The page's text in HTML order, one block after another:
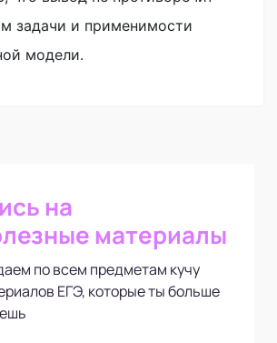
задачи и применимости
модели.
на
материалы
по всем предметам кучу
ЕГЭ, которые ты больше